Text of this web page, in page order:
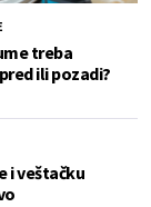
treba
ili pozadi?
i veštačku